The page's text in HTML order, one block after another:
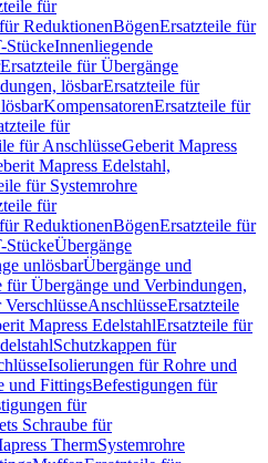
für
ReduktionenBögenErsatzteile für
StückeInnenliegende
Ersatzteile für Übergänge
lösbarErsatzteile für
KompensatorenErsatzteile für
für
für AnschlüsseGeberit Mapress
Mapress Edelstahl,
für Systemrohre
für
ReduktionenBögenErsatzteile für
StückeÜbergänge
unlösbarÜbergänge und
für Übergänge und Verbindungen,
AnschlüsseErsatzteile
Mapress EdelstahlErsatzteile für
Schutzkappen für
Isolierungen für Rohre und
und FittingsBefestigungen für
für
Schraube für
ThermSystemrohre